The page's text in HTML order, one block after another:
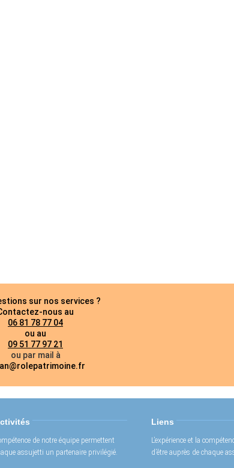
sur nos services ?
nous au
06 81 78 77 04
ou au
09 51 77 97 21
ou par mail à
de notre équipe permettent
assujetti un partenaire privilégié.
Liens
L’expérience et la
d’être auprès de chaque